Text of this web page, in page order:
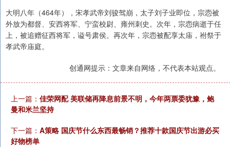
大明八年（464年），宋孝武帝刘骏驾崩，太子刘子业即位，宗悫被
外放为都督、安西将军、宁蛮校尉、雍州刺史。次年，宗悫病逝于任
上，被追赠征西将军，谥号肃侯。再次年，宗悫被配享太庙，祔祭于
孝武帝庙庭。
创通网提示：文章来自网络，不代表本站观点。
上一篇： 佳荣网配 美联储再降息前景不明，今年两票委犹豫，鲍
曼和米兰坚持
下一篇： A策略 国庆节什么东西最畅销？推荐十款国庆节出游必买
好物榜单